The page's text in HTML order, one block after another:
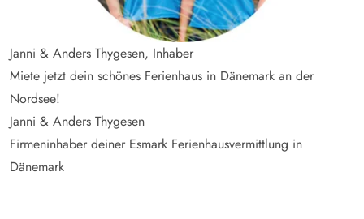
Janni & Anders Thygesen, Inhaber
Miete jetzt dein schönes Ferienhaus in Dänemark an der
Nordsee!
Janni & Anders Thygesen
Firmeninhaber deiner Esmark Ferienhausvermittlung in
Dänemark